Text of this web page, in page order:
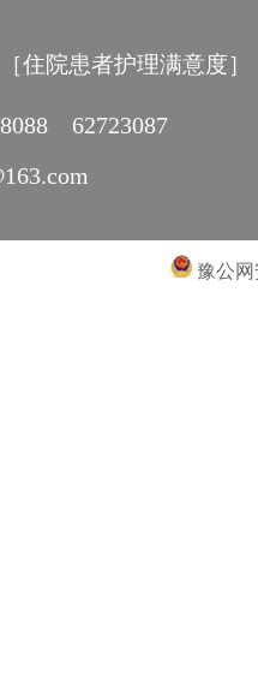
［住院患者护理满意度］
62723087
豫公网